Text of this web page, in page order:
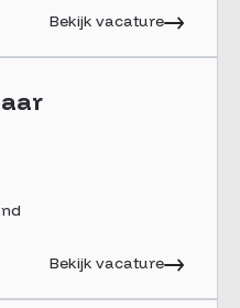
Bekijk vacature
Bekijk vacature